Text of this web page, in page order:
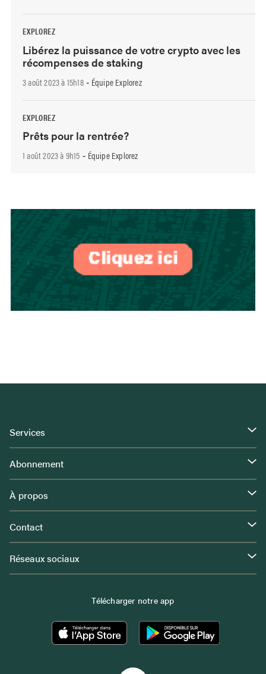
EXPLOREZ
Libérez la puissance de votre crypto avec les
récompenses de staking
3 août 2023 à 15h18- Équipe Explorez
EXPLOREZ
Prêts pour la rentrée?
1 août 2023 à 9h15 - Équipe Explorez
Services
Abonnement
À propos
Contact
Réseaux sociaux
Télécharger notre app